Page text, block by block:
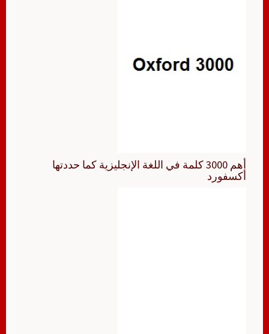
أهم 3000 كلمة في اللغة الإنجليزية كما حددتها
أكسفورد